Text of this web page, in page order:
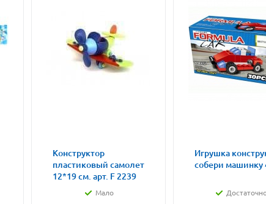
Конструктор
пластиковый самолет
12*19 см. арт. F 2239
Мало
Игрушка
собери машинку